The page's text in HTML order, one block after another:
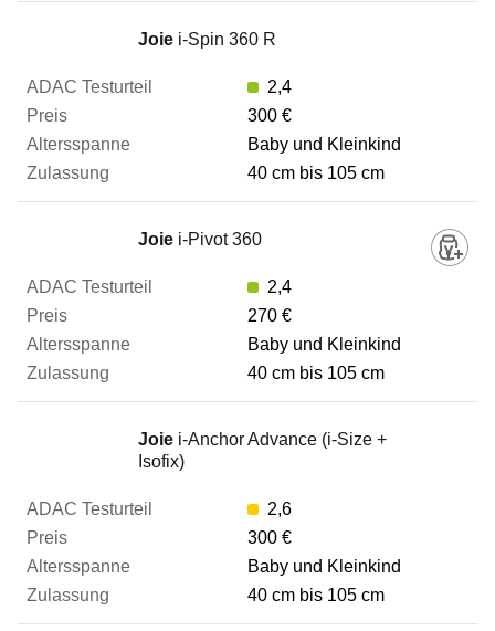
Joie i-Spin 360 R
2,4
300 €
Baby und Kleinkind
40 cm bis 105 cm
Joie i-Pivot 360
2,4
270 €
Baby und Kleinkind
40 cm bis 105 cm
Joie i-Anchor Advance (i-Size +
Isofix)
2,6
300 €
Baby und Kleinkind
40 cm bis 105 cm